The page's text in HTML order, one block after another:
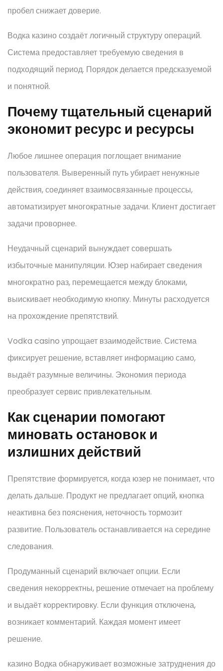
пробел снижает доверие.
Водка казино создаёт логичный структуру операций.
Система предоставляет требуемую сведения в
подходящий период. Порядок делается предсказуемой
и понятной.
Почему тщательный сценарий
экономит ресурс и ресурсы
Любое лишнее операция поглощает внимание
пользователя. Выверенный путь убирает ненужные
действия, соединяет взаимосвязанные процессы,
автоматизирует многократные задачи. Клиент достигает
задачи проворнее.
Неудачный сценарий вынуждает совершать
избыточные манипуляции. Юзер набирает сведения
многократно раз, перемещается между блоками,
выискивает необходимую кнопку. Минуты расходуется
на прохождение препятствий.
Vodka casino упрощает взаимодействие. Система
фиксирует решение, вставляет информацию само,
выдаёт разумные величины. Экономия периода
преобразует сервис привлекательным.
Как сценарии помогают
миновать остановок и
излишних действий
Препятствие формируется, когда юзер не понимает, что
делать дальше. Продукт не предлагает опций, кнопка
неактивна без пояснения, неточность тормозит
развитие. Пользователь останавливается на середине
следования.
Продуманный сценарий включает опции. Если
сведения некорректны, решение отмечает на проблему
и выдаёт корректировку. Если функция отключена,
возникает комментарий. Каждая момент имеет
решение.
казино Водка обнаруживает возможные затруднения до